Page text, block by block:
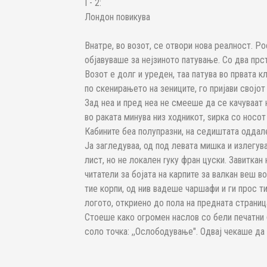
I - 2:
Лондон повикува
Внатре, во возот, се отвори нова реалност.
објавуваше за нејзиното патување. Со два
Возот е долг и уреден, таа патува во првата
по скенирањето на зениците, го пријави
Зад неа и пред неа не смееше да се
во раката минува низ ходникот, ѕирка со
Кабините беа полупразни, на седиштата
Ја загледуваа, од под левата мишка и
лист, но не локален rуку фран­ цуски.
читатели за бојата на карпите за валкан веш
тие корпи, од нив вадеше чаршафи и ги прос­
логото, откриено до пола на предната
Стоеше како огромен наслов со бели
соло точка: ,,Ослободување". Одвај чекаше